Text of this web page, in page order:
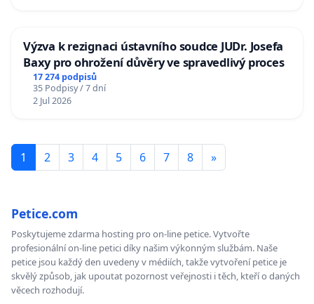
Výzva k rezignaci ústavního soudce JUDr. Josefa
Baxy pro ohrožení důvěry ve spravedlivý proces
17 274 podpisů
35 Podpisy / 7 dní
2 Jul 2026
1 2 3 4 5 6 7 8 »
Petice.com
Poskytujeme zdarma hosting pro on-line petice. Vytvořte
profesionální on-line petici díky našim výkonným službám. Naše
petice jsou každý den uvedeny v médiích, takže vytvoření petice je
skvělý způsob, jak upoutat pozornost veřejnosti i těch, kteří o daných
věcech rozhodují.